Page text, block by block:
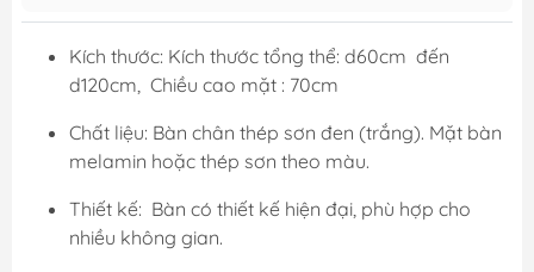
Kích thước: Kích thước tổng thể: d60cm đến
d120cm, Chiều cao mặt : 70cm
Chất liệu: Bàn chân thép sơn đen (trắng). Mặt bàn
melamin hoặc thép sơn theo màu.
Thiết kế: Bàn có thiết kế hiện đại, phù hợp cho
nhiều không gian.